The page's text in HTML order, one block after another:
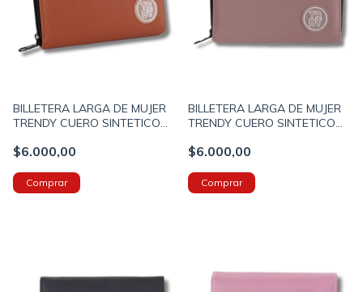
BILLETERA LARGA DE MUJER
TRENDY CUERO SINTETICO
(19107B)
$6.000,00
BILLETERA LARGA DE MUJER
TRENDY CUERO SINTETICO
(19107C)
$6.000,00